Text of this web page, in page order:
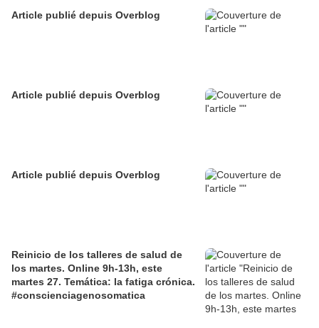
Article publié depuis Overblog
Article publié depuis Overblog
Article publié depuis Overblog
Reinicio de los talleres de salud de
los martes. Online 9h-13h, este
martes 27. Temática: la fatiga crónica.
#conscienciagenosomatica